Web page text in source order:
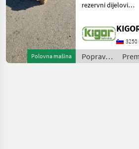
Polovna mašina
rezervni dijelovi
3250
Popravak
i rezervni